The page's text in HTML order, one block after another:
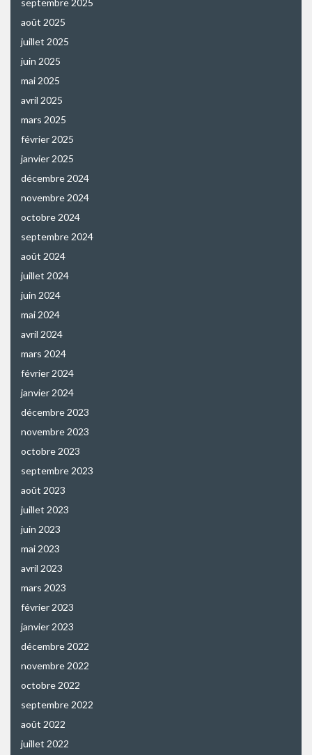
août 2025
juillet 2025
juin 2025
mai 2025
avril 2025
mars 2025
février 2025
janvier 2025
décembre 2024
novembre 2024
octobre 2024
septembre 2024
août 2024
juillet 2024
juin 2024
mai 2024
avril 2024
mars 2024
février 2024
janvier 2024
décembre 2023
novembre 2023
octobre 2023
septembre 2023
août 2023
juillet 2023
juin 2023
mai 2023
avril 2023
mars 2023
février 2023
janvier 2023
décembre 2022
novembre 2022
octobre 2022
septembre 2022
août 2022
juillet 2022